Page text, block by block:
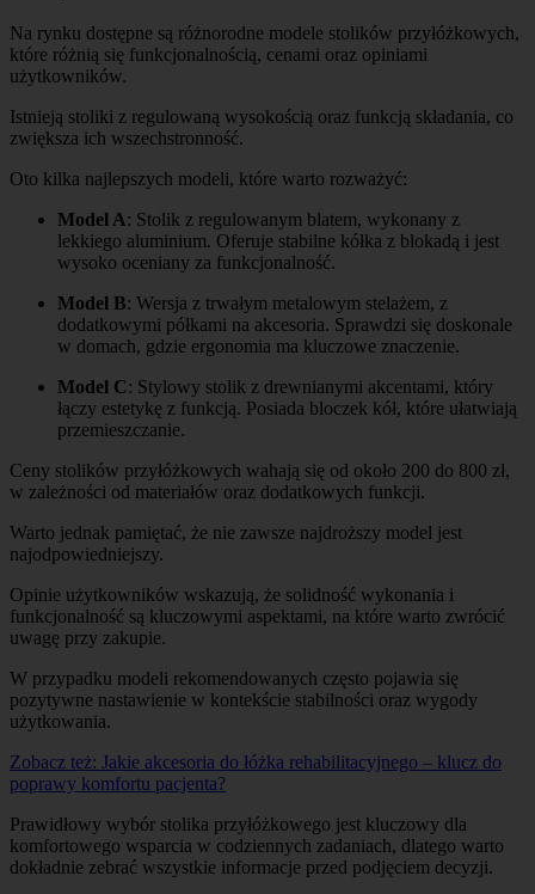
Na rynku dostępne są różnorodne modele stolików przyłóżkowych,
które różnią się funkcjonalnością, cenami oraz opiniami
użytkowników.
Istnieją stoliki z regulowaną wysokością oraz funkcją składania, co
zwiększa ich wszechstronność.
Oto kilka najlepszych modeli, które warto rozważyć:
Model A: Stolik z regulowanym blatem, wykonany z
lekkiego aluminium. Oferuje stabilne kółka z blokadą i jest
wysoko oceniany za funkcjonalność.
Model B: Wersja z trwałym metalowym stelażem, z
dodatkowymi półkami na akcesoria. Sprawdzi się doskonale
w domach, gdzie ergonomia ma kluczowe znaczenie.
Model C: Stylowy stolik z drewnianymi akcentami, który
łączy estetykę z funkcją. Posiada bloczek kół, które ułatwiają
przemieszczanie.
Ceny stolików przyłóżkowych wahają się od około 200 do 800 zł,
w zależności od materiałów oraz dodatkowych funkcji.
Warto jednak pamiętać, że nie zawsze najdroższy model jest
najodpowiedniejszy.
Opinie użytkowników wskazują, że solidność wykonania i
funkcjonalność są kluczowymi aspektami, na które warto zwrócić
uwagę przy zakupie.
W przypadku modeli rekomendowanych często pojawia się
pozytywne nastawienie w kontekście stabilności oraz wygody
użytkowania.
Zobacz też: Jakie akcesoria do łóżka rehabilitacyjnego – klucz do
poprawy komfortu pacjenta?
Prawidłowy wybór stolika przyłóżkowego jest kluczowy dla
komfortowego wsparcia w codziennych zadaniach, dlatego warto
dokładnie zebrać wszystkie informacje przed podjęciem decyzji.